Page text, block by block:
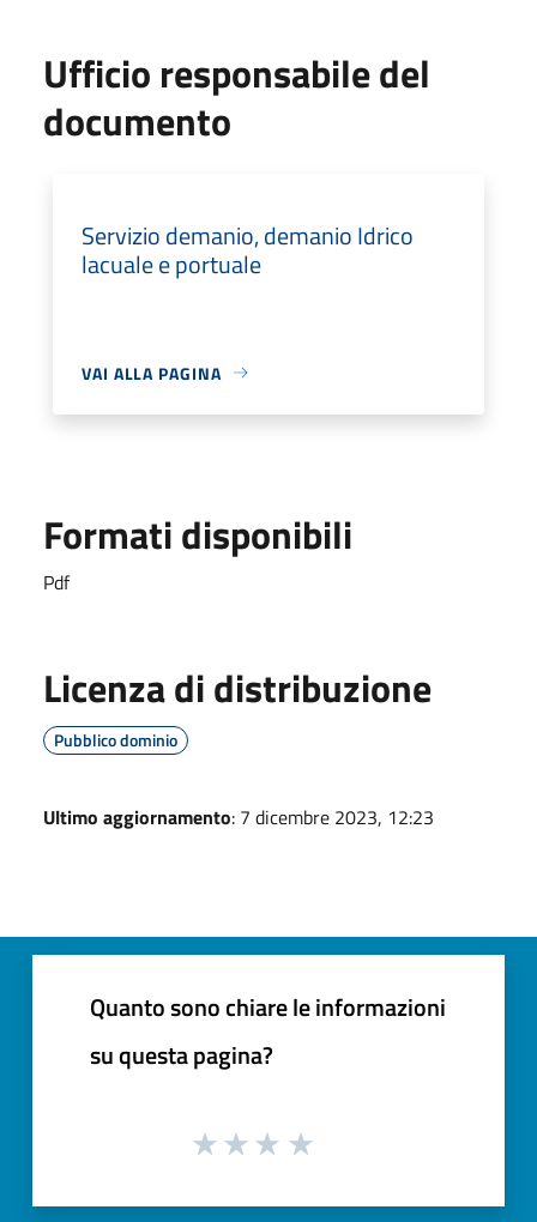
Ufficio responsabile del
documento
Servizio demanio, demanio Idrico
lacuale e portuale
VAI ALLA PAGINA
Formati disponibili
Pdf
Licenza di distribuzione
Pubblico dominio
Ultimo aggiornamento: 7 dicembre 2023, 12:23
Quanto sono chiare le informazioni
su questa pagina?